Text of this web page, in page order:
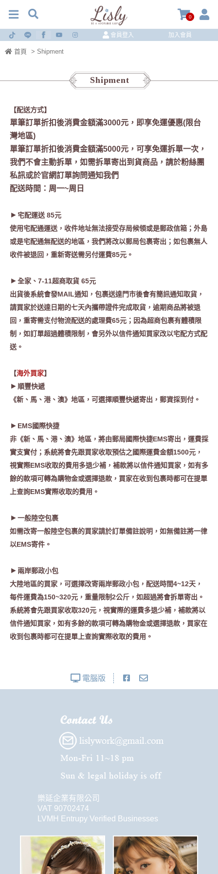
0
會員登入 加入會員
首頁 > Shipment
Shipment
【配送方式】
單筆訂單折扣後消費金額滿3000元，即享免運優惠(限台
灣地區)
單筆訂單折扣後消費金額滿5000元，可享免運拆單一次，
我們不會主動拆單，如需拆單寄出到貨商品，請於粉絲團
私訊或於官網訂單詢問通知我們
配送時間：周一~周日
► 宅配運送 85元
使用宅配通運送，收件地址無法接受存局候領或是郵政信箱；外島
或是宅配通無配送的地區，我們將改以郵局包裹寄出；如包裹無人
收件被退回，重新寄送需另付運費85元。
►全家、7-11超商取貨 65元
出貨後系統會發MAIL通知，包裹送達門市後會有簡訊通知取貨，
請買家於送達日期的七天內攜帶證件完成取貨，逾期商品將被退
回，重寄需支付物流配送的處理費65元；因為超商包裹有體積限
制，如訂單超過體積限制，會另外以信件通知買家改以宅配方式配
送。
【海外買家】
► 順豐快遞
《新、馬、港、澳》地區，可選擇順豐快遞寄出，郵資採到付 。
► EMS國際快捷
非《新、馬、港、澳》地區，將由郵局國際快捷EMS寄出，運費採
實支實付；系統將會先跟買家收取預估之國際運費金額1500元，
視實際EMS收取的費用多退少補，補款將以信件通知買家，如有多
餘的款項可轉為購物金或選擇退款，買家在收到包裹時都可在提單
上查詢EMS實際收取的費用。
►一般陸空包裹
如需改寄一般陸空包裹的買家請於訂單備註說明，如無備註將一律
以EMS寄件。
► 兩岸郵政小包
大陸地區的買家，可選擇改寄兩岸郵政小包，配送時間4~12天，
每件運費為150~320元，重量限制2公斤，如超過將會拆單寄出。
系統將會先跟買家收取320元，視實際的運費多退少補，補款將以
信件通知買家，如有多餘的款項可轉為購物金或選擇退款，買家在
收到包裹時都可在提單上查詢實際收取的費用。
電腦版
樂延企業有限公司
VAT 90702474
LVMH Entrupy Verified Businesses